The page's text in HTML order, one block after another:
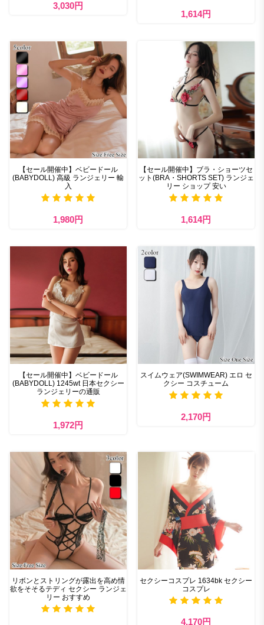
3,030円
1,614円
【セール開催中】ベビードール
(BABYDOLL) 高級 ランジェリー 輸
入
1,980円
【セール開催中】ブラ・ショーツセ
ット(BRA・SHORTS SET) ランジェ
リー ショップ 安い
1,614円
【セール開催中】ベビードール
(BABYDOLL) 1245wt 日本セクシー
ランジェリーの通販
1,972円
スイムウェア(SWIMWEAR) エロ セ
クシー コスチューム
2,170円
リボンとストリングが露出を高め情
欲をそそるテディ セクシー ランジェ
リー おすすめ
セクシーコスプレ 1634bk セクシー
コスプレ
4,170円